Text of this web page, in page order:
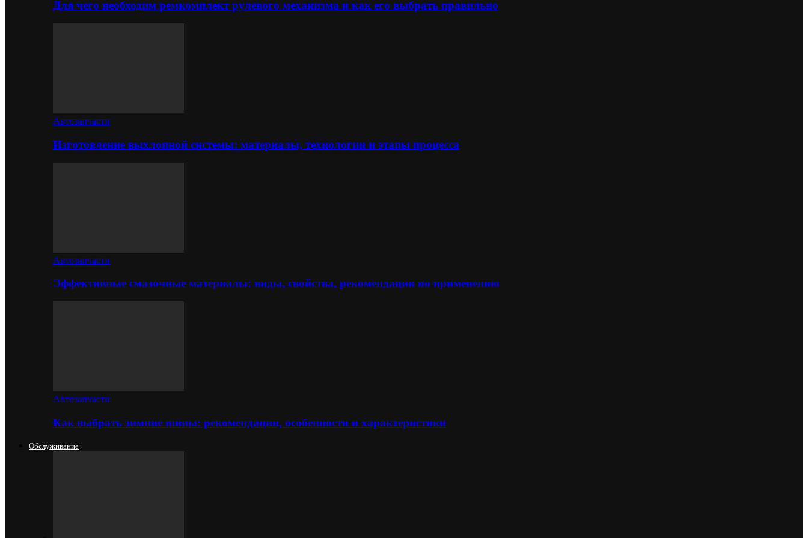
Для чего необходим ремкомплект рулевого механизма и как его выбрать правильно
Автозапчасти
Изготовление выхлопной системы: материалы, технологии и этапы процесса
Автозапчасти
Эффективные смазочные материалы: виды, свойства, рекомендации по применению
Автозапчасти
Как выбрать зимние шины: рекомендации, особенности и характеристики
Обслуживание